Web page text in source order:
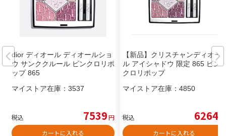
dior ディオール ディオールショ
ウ サンククルール ピンクロリポ
ップ 865
マイストア在庫： 3537
税込 7539円
カートに入れる
【新品】クリスチャンディオー
ル アイシャドウ 限定 865 ピン
クロリポップ
マイストア在庫： 4850
税込 6264
カートに入れる